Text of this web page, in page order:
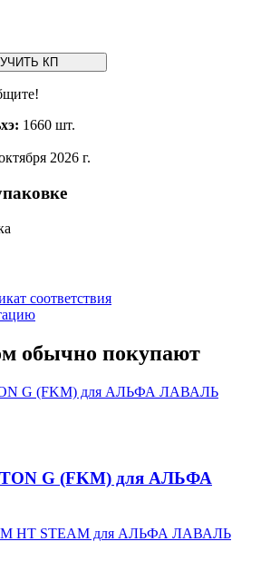
КП
1660 шт.
2026 г.
соответствия
обычно покупают
G (FKM) для АЛЬФА